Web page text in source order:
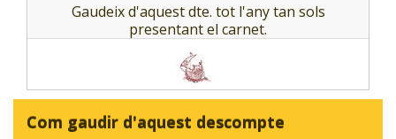
Gaudeix d'aquest dte. tot l'any tan sols
presentant el carnet.
Com gaudir d'aquest descompte